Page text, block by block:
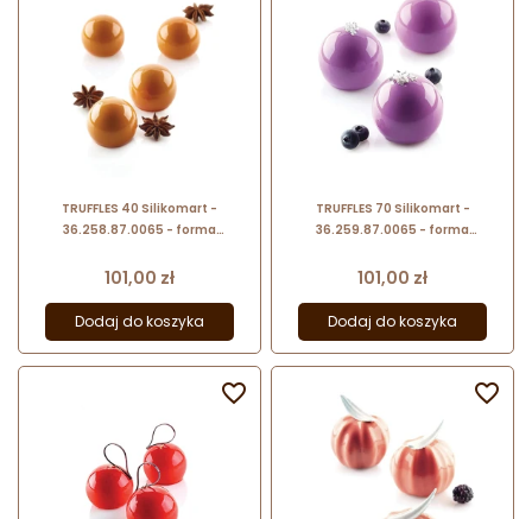
TRUFFLES 40 Silikomart -
36.258.87.0065 - forma
mm / poj. 40 ml x 15 porcji
Cena
101,00 zł
Dodaj do koszyka
TRUFFLES 70 Silikomart -
36.259.87.0065 - forma
mm / poj. 70 ml x 8 porcji
Cena
101,00 zł
Dodaj do koszyka
 